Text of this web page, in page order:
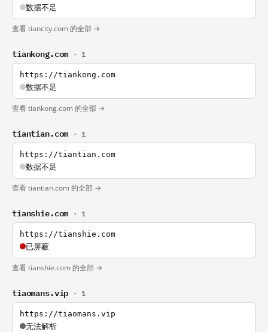
数据不足
查看 tiancity.com 的全部 →
tiankong.com · 1
https://tiankong.com
数据不足
查看 tiankong.com 的全部 →
tiantian.com · 1
https://tiantian.com
数据不足
查看 tiantian.com 的全部 →
tianshie.com · 1
https://tianshie.com
已屏蔽
查看 tianshie.com 的全部 →
tiaomans.vip · 1
https://tiaomans.vip
无法解析